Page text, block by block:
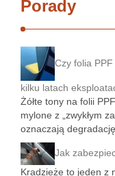
Porady
Czy folia
kilku latach
Żółte tony na folii
mylone z „zwykłym
oznaczają
Jak
Kradzieże to jeden z